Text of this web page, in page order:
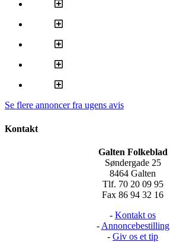
Se flere annoncer fra ugens avis
Kontakt
Galten Folkeblad
Søndergade 25
8464 Galten
Tlf. 70 20 09 95
Fax 86 94 32 16
- Kontakt os
- Annoncebestilling
- Giv os et tip